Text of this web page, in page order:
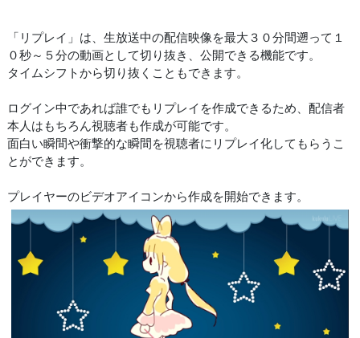
「リプレイ」は、生放送中の配信映像を最大３０分間遡って１
０秒～５分の動画として切り抜き、公開できる機能です。
タイムシフトから切り抜くこともできます。
ログイン中であれば誰でもリプレイを作成できるため、配信者
本人はもちろん視聴者も作成が可能です。
面白い瞬間や衝撃的な瞬間を視聴者にリプレイ化してもらうこ
とができます。
プレイヤーのビデオアイコンから作成を開始できます。